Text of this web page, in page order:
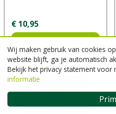
€ 10,95
Bestellen
Wij maken gebruik van cookies
website blijft, ga je automatisch
Bekijk het privacy statement voor
informatie